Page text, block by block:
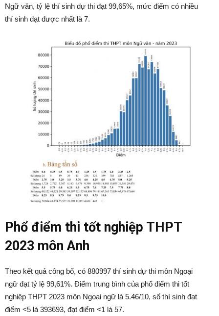
Ngữ văn, tỷ lệ thí sinh dự thi đạt 99,65%, mức điểm có nhiều
thí sinh đạt được nhất là 7.
Phổ điểm thi tốt nghiệp THPT
2023 môn Anh
Theo kết quả công bố, có 880997 thí sinh dự thi môn Ngoại
ngữ đạt tỷ lệ 99,61%. Điểm trung bình của phổ điểm thi tốt
nghiệp THPT 2023 môn Ngoại ngữ là 5.46/10, số thí sinh đạt
điểm <5 là 393693, đạt điểm <1 là 57.